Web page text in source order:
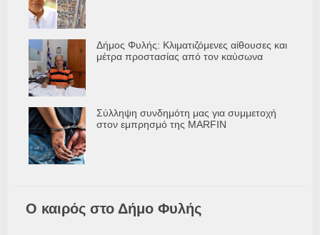
Δήμος Φυλής: Κλιματιζόμενες αίθουσες και
μέτρα προστασίας από τον καύσωνα
Σύλληψη συνδημότη μας για συμμετοχή
στον εμπρησμό της MARFIN
Ο καιρός στο Δήμο Φυλής